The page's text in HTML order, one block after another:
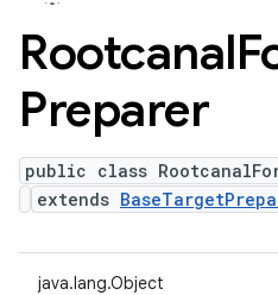
Rootcanal
Preparer
public class
extends
java.lang.Object